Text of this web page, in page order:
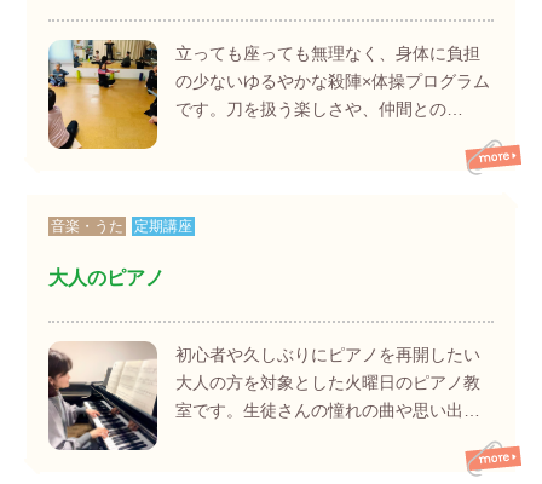
立っても座っても無理なく、身体に負担
の少ないゆるやかな殺陣×体操プログラム
です。刀を扱う楽しさや、仲間との…
音楽・うた 定期講座
大人のピアノ
初心者や久しぶりにピアノを再開したい
大人の方を対象とした火曜日のピアノ教
室です。生徒さんの憧れの曲や思い出…